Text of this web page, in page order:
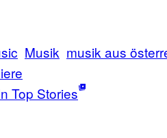
Musik musik aus
Top Stories